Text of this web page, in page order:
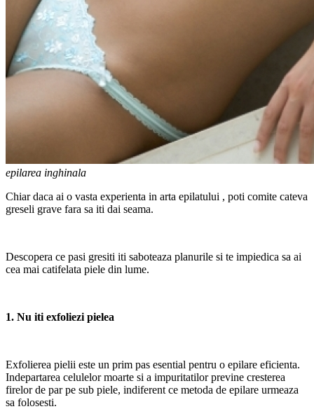
epilarea inghinala
Chiar daca ai o vasta experienta in arta epilatului , poti comite cateva
greseli grave fara sa iti dai seama.
Descopera ce pasi gresiti iti saboteaza planurile si te impiedica sa ai
cea mai catifelata piele din lume.
1. Nu iti exfoliezi pielea
Exfolierea pielii este un prim pas esential pentru o epilare eficienta.
Indepartarea celulelor moarte si a impuritatilor previne cresterea
firelor de par pe sub piele, indiferent ce metoda de epilare urmeaza
sa folosesti.